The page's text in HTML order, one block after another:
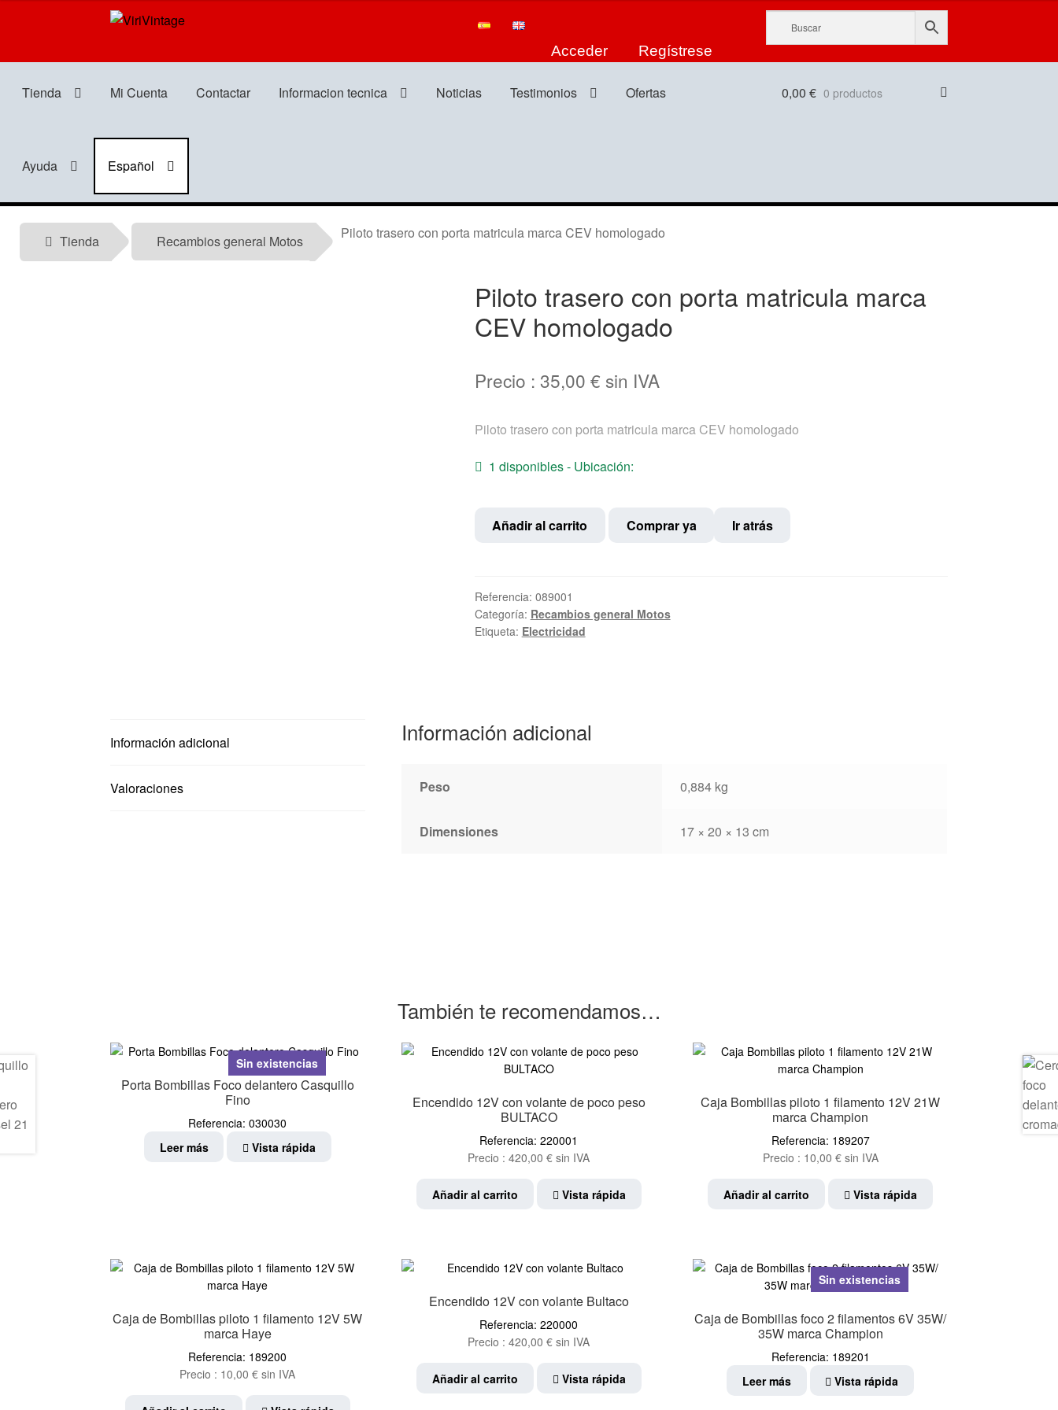
Ir
la
Ir
contenido
Acceder Regístrese
Tienda Mi Cuenta Contactar Informacion tecnica Noticias Testimonios Ofertas
Ayuda Español
0,00 € 0 productos
Tienda Recambios general Motos Piloto trasero con porta matricula marca CEV homologado
Piloto trasero con porta matricula marca
CEV homologado
Precio : 35,00 € sin IVA
Piloto trasero con porta matricula marca CEV homologado
1 disponibles - Ubicación:
Piloto
trasero
matricula
marca
CEV
Añadir al carrito Comprar ya Ir atrás
Referencia: 089001
Categoría: Recambios general Motos
Etiqueta: Electricidad
Información adicional
Valoraciones
Información adicional
Peso 0,884 kg
Dimensiones 17 × 20 × 13 cm
También te recomendamos…
Sin existencias
Porta Bombillas Foco delantero Casquillo
Fino
Referencia: 030030
Leer más
Vista rápida
Encendido 12V con volante de poco peso
BULTACO
Referencia: 220001
Precio :420,00€ sin IVA
Añadir al carrito Vista rápida
Caja Bombillas piloto 1 filamento 12V 21W
marca Champion
Referencia: 189207
Precio : 10,00 €sin IVA
Añadir al carrito Vista rápida
Caja de Bombillas piloto 1 filamento 12V 5W
marca Haye
Referencia: 189200
Precio : 10,00€ sin IVA
Encendido 12V con volante Bultaco
Referencia: 220000
Precio :420,00€ sin IVA
Añadir al carrito Vista rápida
Sin existencias
Caja de Bombillas foco 2 filamentos 6V 35W/
35W marca Champion
Referencia: 189201
Leer más
Vista rápida